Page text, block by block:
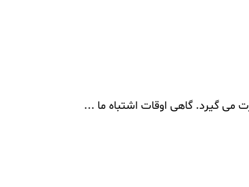
می گیرد. گاهی اوقات اشتباه ما ...